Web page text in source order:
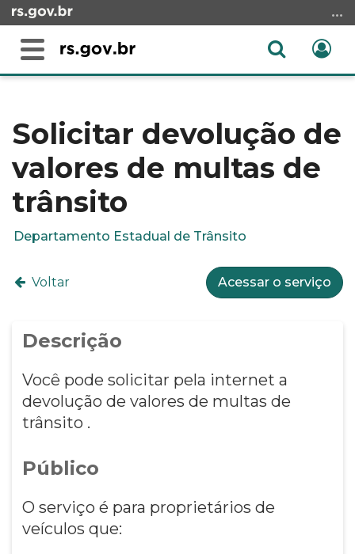
para
conteúdo
menu
para
busca
Alterna
Abrir
conteúdo
Solicitar devolução de
valores de multas de
trânsito
Departamento Estadual de Trânsito
Voltar Acessar o serviço
Descrição
Você pode solicitar pela internet a
devolução de valores de multas de
trânsito .
Público
O serviço é para proprietários de
veículos que: